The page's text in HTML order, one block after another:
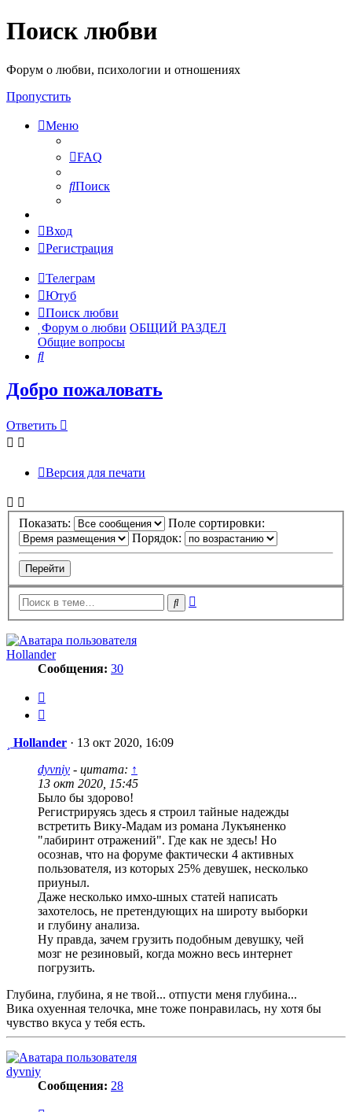
Поиск любви
Форум о любви, психологии и отношениях
Пропустить
Меню
FAQ
Поиск
Вход
Регистрация
Телеграм
Ютуб
Поиск любви
Форум о любви ОБЩИЙ РАЗДЕЛ
Общие вопросы
Поиск
Добро пожаловать
Ответить
Версия для печати
Показать:
Поле сортировки:
Порядок:
Поиск
Hollander
Сообщения: 30
Сообщение
Hollander · 13 окт 2020, 16:09
dyvniy - цитата: ↑
13 окт 2020, 15:45
Было бы здорово!
Регистрируясь здесь я строил тайные надежды
встретить Вику-Мадам из романа Лукъяненко
"лабиринт отражений". Где как не здесь! Но
осознав, что на форуме фактически 4 активных
пользователя, из которых 25% девушек, несколько
приуныл.
Даже несколько имхо-шных статей написать
захотелось, не претендующих на широту выборки
и глубину анализа.
Ну правда, зачем грузить подобным девушку, чей
мозг не резиновый, когда можно весь интернет
погрузить.
Глубина, глубина, я не твой... отпусти меня глубина...
Вика охуенная телочка, мне тоже понравилась, ну хотя бы
чувство вкуса у тебя есть.
dyvniy
Сообщения: 28